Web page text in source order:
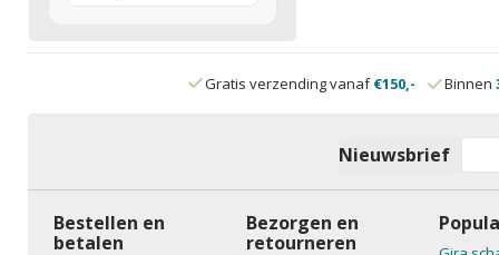
Gratis verzending vanaf€150,- Binnen
Nieuwsbrief
Bestellen en
betalen
Bezorgen en
retourneren